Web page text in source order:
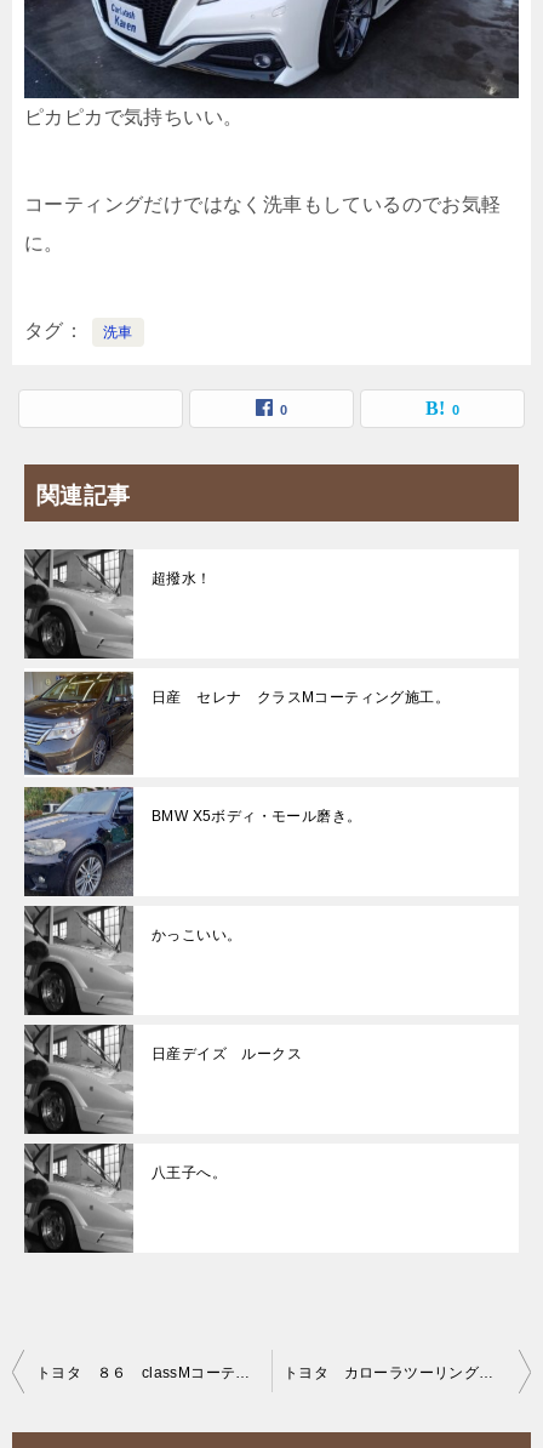
ピカピカで気持ちいい。
コーティングだけではなく洗車もしているのでお気軽
に。
タグ 洗車
0 0
関連記事
超撥水！
日産 セレナ クラスMコーティング施工。
BMW X5ボディ・モール磨き。
かっこいい。
日産デイズ ルークス
八王子へ。
投
トヨタ ８６ classMコーティング施工。 トヨタ カローラツーリングフィルム施工。